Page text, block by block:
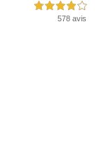
4,0 étoiles sur 5
578 avis